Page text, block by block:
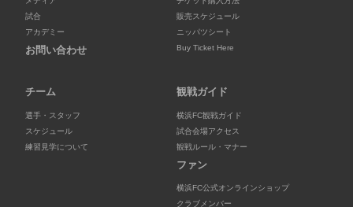
試合
アカデミー
お問い合わせ
販売スケジュール
ニッパツシート
Buy Ticket Here
チーム
選手・スタッフ
スケジュール
練習見学について
観戦ガイド
横浜FC観戦ガイド
試合会場アクセス
観戦ルール・マナー
ファン
横浜FC公式オンラインショップ
クラブメンバー